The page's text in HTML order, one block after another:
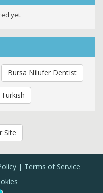
yet.
Bursa Nilufer Dentist
Site
Terms of Service